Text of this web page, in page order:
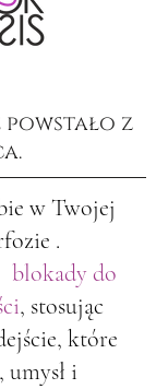
powstało z
w Twojej
.
blokady do
, stosując
które
umysł i